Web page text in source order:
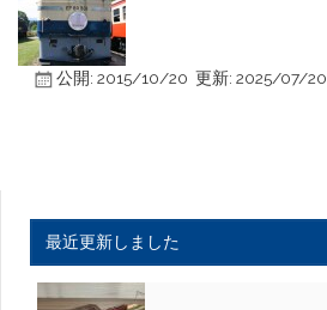
公開: 2015/10/20 更新: 2025/07/20
最近更新しました